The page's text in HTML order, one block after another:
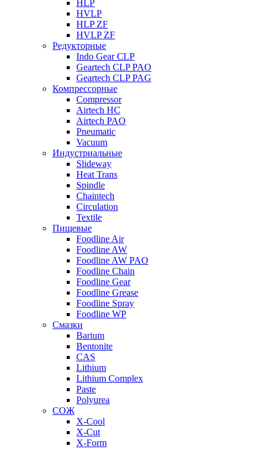
HLP
HVLP
HLP ZF
HVLP ZF
Редукторные
Indo Gear CLP
Geartech CLP PAO
Geartech CLP PAG
Компрессорные
Compressor
Airtech HC
Airtech PAO
Pneumatic
Vacuum
Индустриальные
Slideway
Heat Trans
Spindle
Chaintech
Circulation
Textile
Пищевые
Foodline Air
Foodline AW
Foodline AW PAO
Foodline Chain
Foodline Gear
Foodline Grease
Foodline Spray
Foodline WP
Смазки
Barium
Bentonite
CAS
Lithium
Lithium Complex
Paste
Polyurea
СОЖ
X-Cool
X-Cut
X-Form